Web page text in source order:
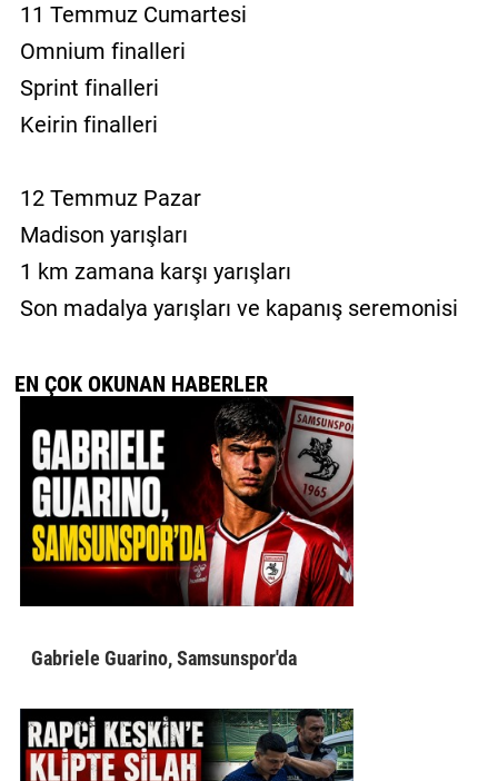
11 Temmuz Cumartesi
Omnium finalleri
Sprint finalleri
Keirin finalleri
12 Temmuz Pazar
Madison yarışları
1 km zamana karşı yarışları
Son madalya yarışları ve kapanış seremonisi
EN ÇOK OKUNAN HABERLER
Gabriele Guarino, Samsunspor'da